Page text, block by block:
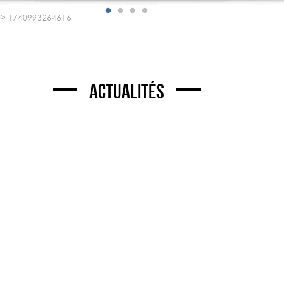
> 1740993264616
Actualités